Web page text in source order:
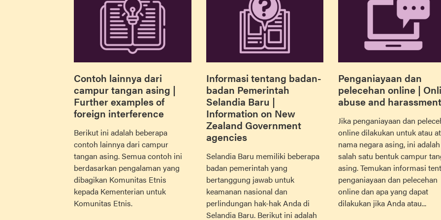
Contoh lainnya dari
campur tangan asing |
Further examples of
foreign interference
Berikut ini adalah beberapa
contoh lainnya dari campur
tangan asing. Semua contoh ini
berdasarkan pengalaman yang
dibagikan Komunitas Etnis
kepada Kementerian untuk
Komunitas Etnis.
Informasi tentang badan-
badan Pemerintah
Selandia Baru |
Information on New
Zealand Government
agencies
Selandia Baru memiliki beberapa
badan pemerintah yang
bertanggung jawab untuk
keamanan nasional dan
perlindungan hak-hak Anda di
Selandia Baru. Berikut ini adalah
Penganiayaan dan
pelecehan online |
abuse and harassment
Jika penganiayaan dan
online dilakukan untuk atau
nama negara asing, ini adalah
salah satu bentuk campur
asing. Temukan informasi
penganiayaan dan pelecehan
online dan apa yang dapat
dilakukan jika Anda atau...